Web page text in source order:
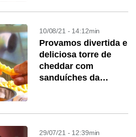
10/08/21 - 14:12min
Provamos divertida e
deliciosa torre de
cheddar com
sanduíches da
29/07/21 - 12:39min